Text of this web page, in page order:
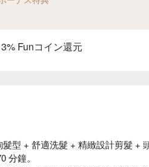
Funコイン還元
髮型 + 舒適洗髮 + 精緻設計剪髮 +
分鐘。